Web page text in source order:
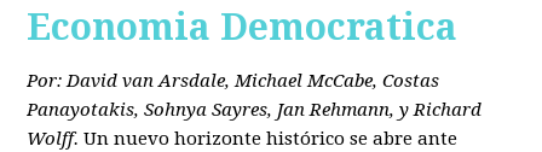
Economia Democratica
Por: David van Arsdale, Michael McCabe, Costas
Panayotakis, Sohnya Sayres, Jan Rehmann, y Richard
Wolff. Un nuevo horizonte histórico se abre ante